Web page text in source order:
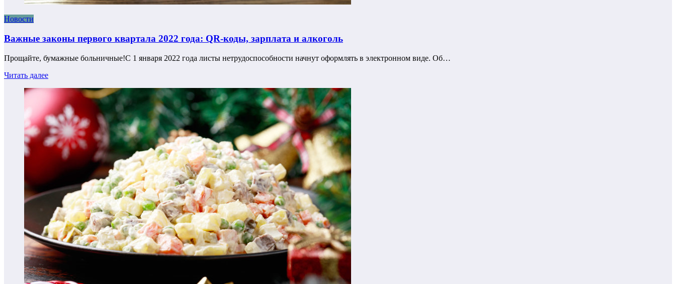
Новости
Важные законы первого квартала 2022 года: QR-коды, зарплата и алкоголь
Прощайте, бумажные больничные!С 1 января 2022 года листы нетрудоспособности начнут оформлять в электронном виде. Об…
Читать далее